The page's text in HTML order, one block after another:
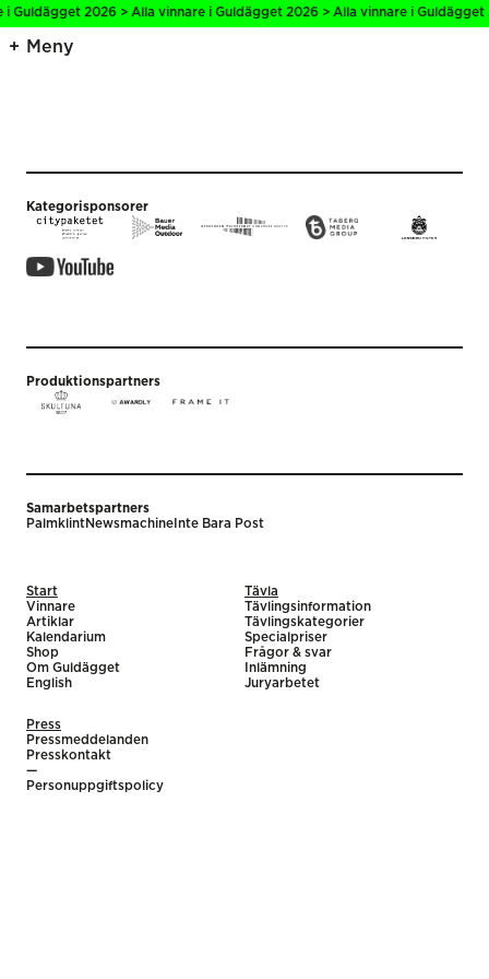
Guldägget 2026 > Alla vinnare i Guldägget 2026 > Alla vinnare i
Meny
Kategorisponsorer
Produktionspartners
Samarbetspartners
PalmklintNewsmachine Inte Bara Post
Start
Vinnare
Artiklar
Kalendarium
Shop
Om Guldägget
English
Tävla
Tävlingsinformation
Tävlingskategorier
Specialpriser
Frågor & svar
Inlämning
Juryarbetet
Press
Pressmeddelanden
Presskontakt
—
Personuppgiftspolicy